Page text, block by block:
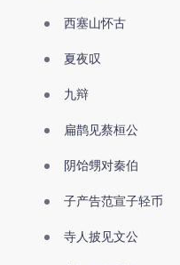
西塞山怀古
夏夜叹
九辩
扁鹊见蔡桓公
阴饴甥对秦伯
子产告范宣子轻币
寺人披见文公